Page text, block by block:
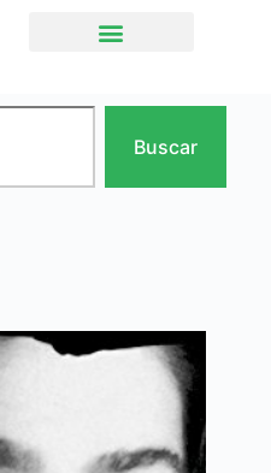
Buscar